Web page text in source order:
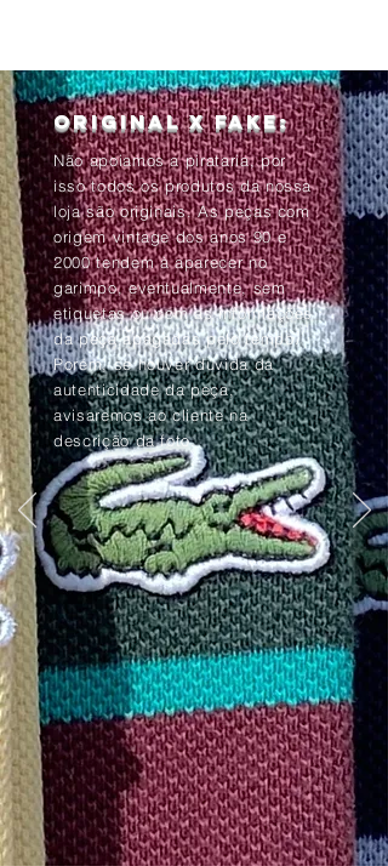
Original x Fake:
Não apoiamos a pirataria, por
isso todos os produtos da nossa
loja são originais. As peças com
origem vintage dos anos 90 e
2000 tendem à aparecer no
garimpo, eventualmente, sem
etiquetas ou com as informações
da peça apagadas pelo tempo.
Porém, se houver dúvida da
autenticidade da peça,
avisaremos ao cliente na
descrição da foto.